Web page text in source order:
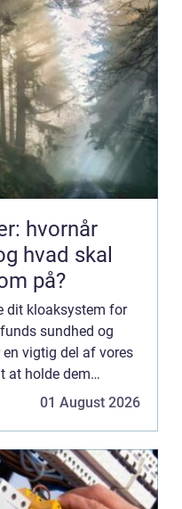
hvornår
hvad skal
på?
dit kloaksystem for
sundhed og
vigtig del af vores
at holde dem
kloaksystem
01 August 2026